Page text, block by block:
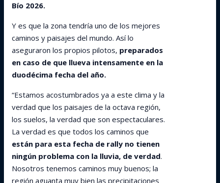
Bío 2026.
Y es que la zona tendría uno de los mejores
caminos y paisajes del mundo. Así lo
aseguraron los propios pilotos, preparados
en caso de que llueva intensamente en la
duodécima fecha del año.
“Estamos acostumbrados ya a este clima y la
verdad que los paisajes de la octava región,
los suelos, la verdad que son espectaculares.
La verdad es que todos los caminos que
están para esta fecha de rally no tienen
ningún problema con la lluvia, de verdad.
Nosotros tenemos caminos muy buenos; la
región aguanta muy bien las precipitaciones